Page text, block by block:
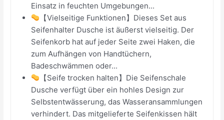
Einsatz in feuchten Umgebungen...
【Vielseitige Funktionen】Dieses Set aus
Seifenhalter Dusche ist äußerst vielseitig. Der
Seifenkorb hat auf jeder Seite zwei Haken, die
zum Aufhängen von Handtüchern,
Badeschwämmen oder...
【Seife trocken halten】Die Seifenschale
Dusche verfügt über ein hohles Design zur
Selbstentwässerung, das Wasseransammlungen
verhindert. Das mitgelieferte Seifenkissen hält